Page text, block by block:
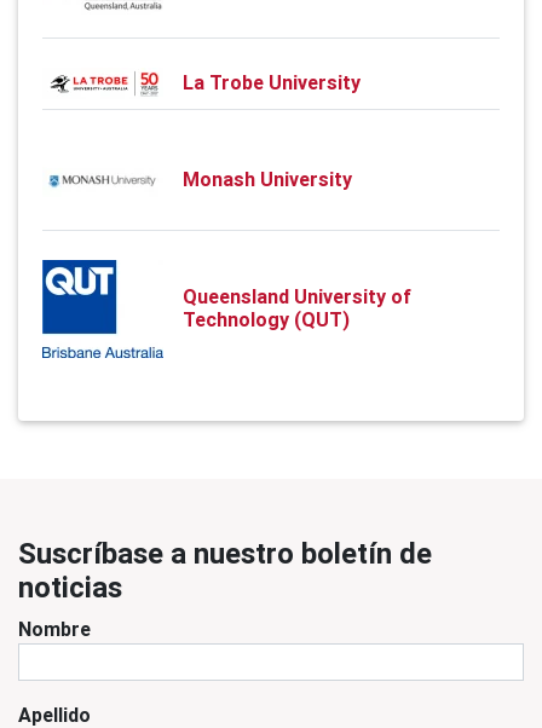
La Trobe University
Monash University
Queensland University of
Technology (QUT)
Suscríbase a nuestro boletín de
noticias
Nombre
Apellido